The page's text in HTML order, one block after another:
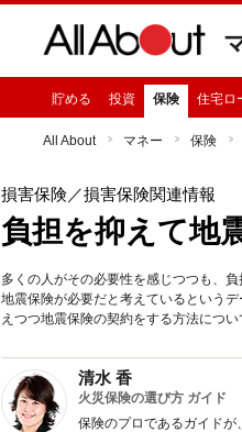
貯める 投資 保険 住宅ロ
All About マネー 保険
損害保険／損害保険関連情報
負担を抑えて地
多くの人がその必要性を感じつつも、
地震保険が必要だと考えているという
えつつ地震保険の契約をする方法につい
清水 香
火災保険の選び方 ガイド
保険のプロであるガイドが